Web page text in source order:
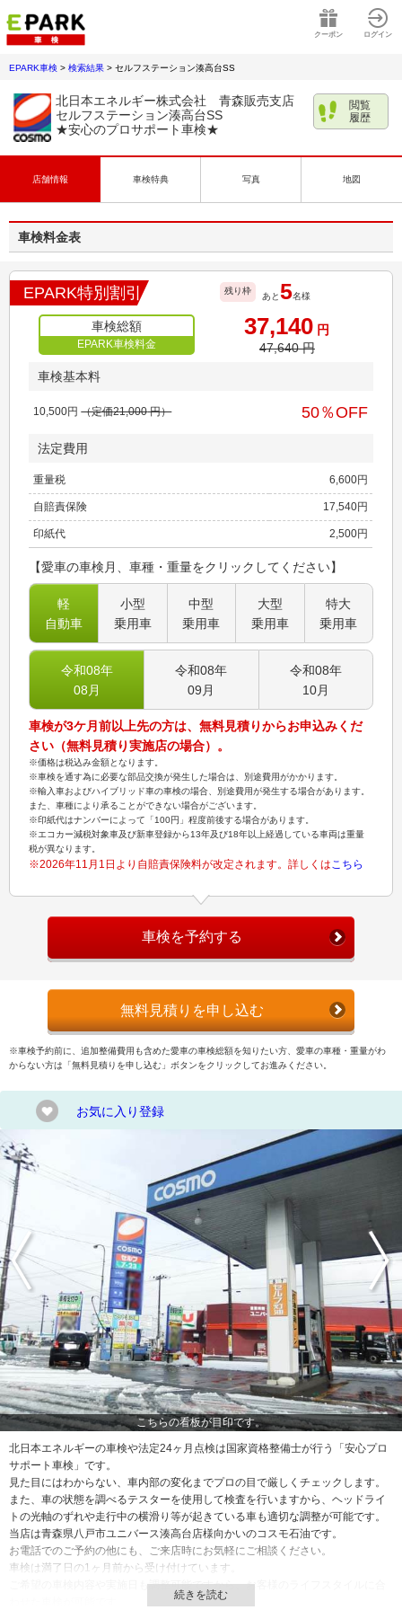
クーポン ログイン
EPARK車検 > 検索結果 > セルフステーション湊高台SS
北日本エネルギー株式会社 青森販売支店
セルフステーション湊高台SS
★安心のプロサポート車検★
閲覧
履歴
店舗情報 車検特典 写真 地図
車検料金表
EPARK特別割引 残り枠
あと5名様
車検総額
EPARK車検料金
37,140 円
47,640円
車検基本料
10,500円 （定価21,000円） 50％OFF
法定費用
重量税 6,600円
自賠責保険 17,540円
印紙代 2,500円
【愛車の車検月、車種・重量をクリックしてください】
軽
自動車
小型
乗用車
中型
乗用車
大型
乗用車
特大
乗用車
令和08年
08 月
令和08年
09 月
令和08年
10月
車検が3ケ月前以上先の方は、無料見積りからお申込みくだ
さい（無料見積り実施店の場合）。
※価格は税込み金額となります。
※車検を通す為に必要な部品交換が発生した場合は、別途費用がかかります。
※輸入車およびハイブリッド車の車検の場合、別途費用が発生する場合があります。
また、車種により承ることができない場合がございます。
※印紙代はナンバーによって「100円」程度前後する場合があります。
※エコカー減税対象車及び新車登録から13年及び18年以上経過している車両は重量
税が異なります。
※2026年11月1日より自賠責保険料が改定されます。詳しくは こちら
車検を予約する
無料見積りを申し込む
※車検予約前に、追加整備費用も含めた愛車の車検総額を知りたい方、愛車の車種・重量がわ
からない方は「無料見積りを申し込む」ボタンをクリックしてお進みください。
お気に入り登録
こちらの看板が目印です。
北日本エネルギーの車検や法定24ヶ月点検は国家資格整備士が行う「安心プロ
サポート車検」です。
見た目にはわからない、車内部の変化までプロの目で厳しくチェックします。
また、車の状態を調べるテスターを使用して検査を行いますから、ヘッドライ
トの光軸のずれや走行中の横滑り等が起きている車も適切な調整が可能です。
当店は青森県八戸市ユニバース湊高台店様向かいのコスモ石油です。
お電話でのご予約の他にも、ご来店時にお気軽にご相談ください。
車検は満了日の1ヶ月前から受け付けています。
ご希望の車検内容や実施日も調整可能ですから、お客様のライフスタイルに合